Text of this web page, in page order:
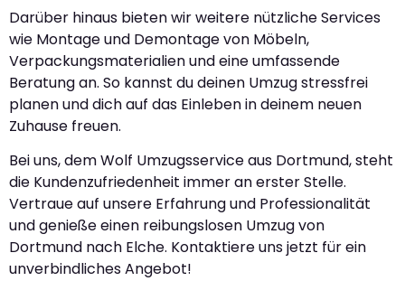
Darüber hinaus bieten wir weitere nützliche Services
wie Montage und Demontage von Möbeln,
Verpackungsmaterialien und eine umfassende
Beratung an. So kannst du deinen Umzug stressfrei
planen und dich auf das Einleben in deinem neuen
Zuhause freuen.
Bei uns, dem Wolf Umzugsservice aus Dortmund, steht
die Kundenzufriedenheit immer an erster Stelle.
Vertraue auf unsere Erfahrung und Professionalität
und genieße einen reibungslosen Umzug von
Dortmund nach Elche. Kontaktiere uns jetzt für ein
unverbindliches Angebot!